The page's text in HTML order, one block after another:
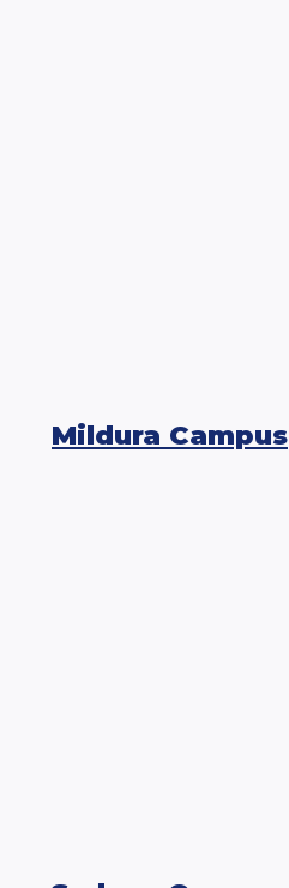
Mildura Campus